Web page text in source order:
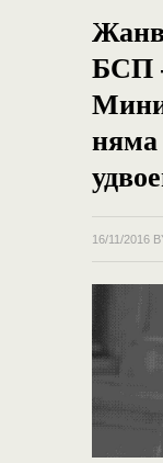
БСП
няма
16/11/2016